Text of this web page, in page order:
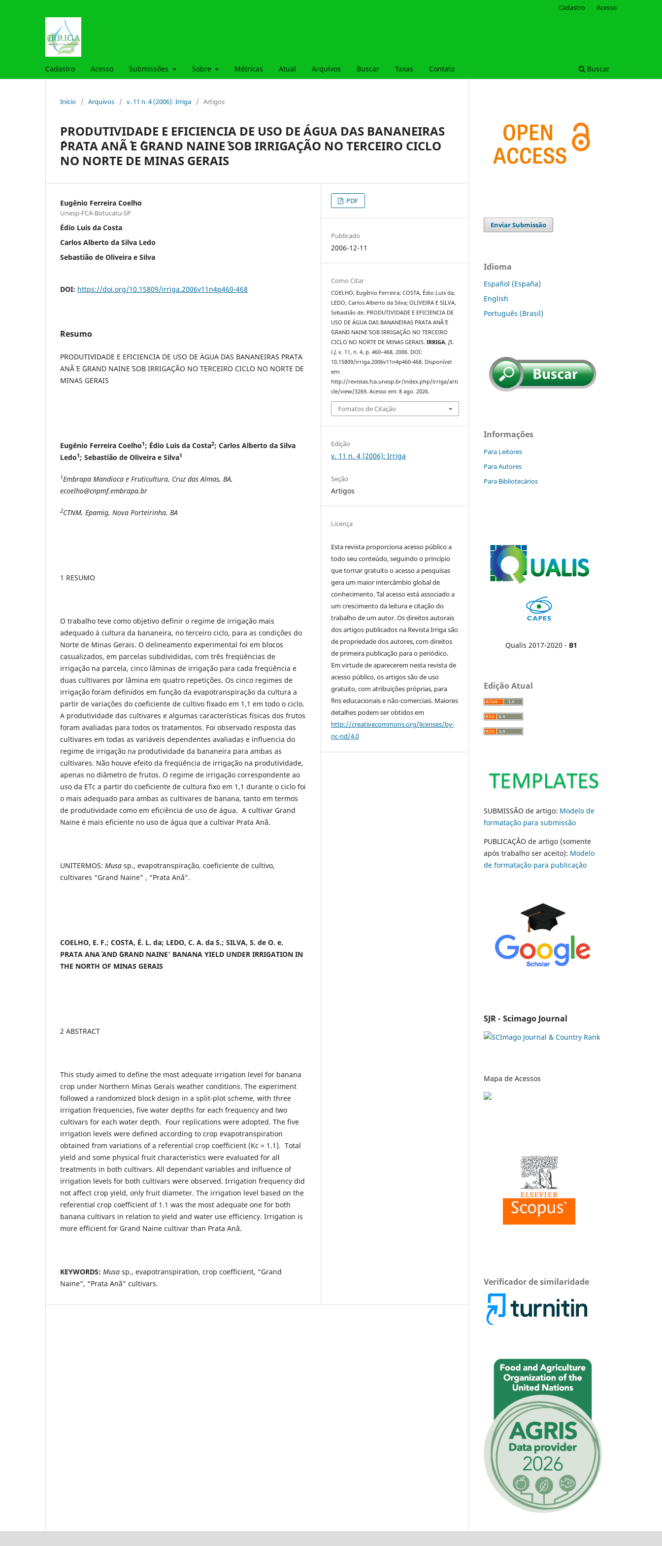
Cadastro Acesso Submissões Sobre Métricas Atual Arquivos Buscar Taxas Contato Buscar
Cadastro Acesso
Início / Arquivos / v. 11 n. 4 (2006): Irriga / Artigos
PRODUTIVIDADE E EFICIENCIA DE USO DE ÁGUA DAS BANANEIRAS
´PRATA ANÃ´ E ´GRAND NAINE´ SOB IRRIGAÇÃO NO TERCEIRO CICLO
NO NORTE DE MINAS GERAIS
Eugênio Ferreira Coelho
Unesp-FCA-Botucatu-SP
Édio Luis da Costa
Carlos Alberto da Silva Ledo
Sebastião de Oliveira e Silva
DOI: https://doi.org/10.15809/irriga.2006v11n4p460-468
Resumo
PRODUTIVIDADE E EFICIENCIA DE USO DE ÁGUA DAS BANANEIRAS ´PRATA
ANÃ´ E ´GRAND NAINE´ SOB IRRIGAÇÃO NO TERCEIRO CICLO NO NORTE DE
MINAS GERAIS
Eugênio Ferreira Coelho1; Édio Luis da Costa2; Carlos Alberto da Silva
Ledo1; Sebastião de Oliveira e Silva1
1Embrapa Mandioca e Fruticultura, Cruz das Almas, BA,
ecoelho@cnpmf.embrapa.br
2CTNM, Epamig, Nova Porteirinha, BA
1 RESUMO
O trabalho teve como objetivo definir o regime de irrigação mais
adequado à cultura da bananeira, no terceiro ciclo, para as condições do
Norte de Minas Gerais. O delineamento experimental foi em blocos
casualizados, em parcelas subdivididas, com três freqüências de
irrigação na parcela, cinco lâminas de irrigação para cada freqüência e
duas cultivares por lâmina em quatro repetições. Os cinco regimes de
irrigação foram definidos em função da evapotranspiração da cultura a
partir de variações do coeficiente de cultivo fixado em 1,1 em todo o ciclo.
A produtividade das cultivares e algumas características físicas dos frutos
foram avaliadas para todos os tratamentos. Foi observado resposta das
cultivares em todas as variáveis dependentes avaliadas e influencia do
regime de irrigação na produtividade da bananeira para ambas as
cultivares. Não houve efeito da freqüência de irrigação na produtividade,
apenas no diâmetro de frutos. O regime de irrigação correspondente ao
uso da ETc a partir do coeficiente de cultura fixo em 1,1 durante o ciclo foi
o mais adequado para ambas as cultivares de banana, tanto em termos
de produtividade como em eficiência de uso de água. A cultivar Grand
Naine é mais eficiente no uso de água que a cultivar Prata Anã.
UNITERMOS: Musa sp., evapotranspiração, coeficiente de cultivo,
cultivares “Grand Naine” , “Prata Anã”.
COELHO, E. F.; COSTA, É. L. da; LEDO, C. A. da S.; SILVA, S. de O. e.
PRATA ANA´ AND ´GRAND NAINE’ BANANA YIELD UNDER IRRIGATION IN
THE NORTH OF MINAS GERAIS
2 ABSTRACT
This study aimed to define the most adequate irrigation level for banana
crop under Northern Minas Gerais weather conditions. The experiment
followed a randomized block design in a split-plot scheme, with three
irrigation frequencies, five water depths for each frequency and two
cultivars for each water depth. Four replications were adopted. The five
irrigation levels were defined according to crop evapotranspiration
obtained from variations of a referential crop coefficient (Kc = 1.1). Total
yield and some physical fruit characteristics were evaluated for all
treatments in both cultivars. All dependant variables and influence of
irrigation levels for both cultivars were observed. Irrigation frequency did
not affect crop yield, only fruit diameter. The irrigation level based on the
referential crop coefficient of 1.1 was the most adequate one for both
banana cultivars in relation to yield and water use efficiency. Irrigation is
more efficient for Grand Naine cultivar than Prata Anã.
KEYWORDS: Musa sp., evapotranspiration, crop coefficient, “Grand
Naine”, “Prata Anã” cultivars.
PDF
Publicado
2006-12-11
Como Citar
COELHO, Eugênio Ferreira; COSTA, Édio Luis da;
LEDO, Carlos Alberto da Silva; OLIVEIRA E SILVA,
Sebastião de. PRODUTIVIDADE E EFICIENCIA DE
USO DE ÁGUA DAS BANANEIRAS ´PRATA ANÃ´ E
´GRAND NAINE´ SOB IRRIGAÇÃO NO TERCEIRO
CICLO NO NORTE DE MINAS GERAIS.IRRIGA,[S.
l.], v. 11, n. 4, p. 460–468, 2006. DOI:
10.15809/irriga.2006v11n4p460-468. Disponível
em:
http://revistas.fca.unesp.br/index.php/irriga/arti
cle/view/3269. Acesso em: 8 ago. 2026.
Fomatos de Citação
Edição
v. 11 n. 4 (2006): Irriga
Seção
Artigos
Licença
Esta revista proporciona acesso público a
todo seu conteúdo, seguindo o princípio
que tornar gratuito o acesso a pesquisas
gera um maior intercâmbio global de
conhecimento. Tal acesso está associado a
um crescimento da leitura e citação do
trabalho de um autor. Os direitos autorais
dos artigos publicados na Revista Irriga são
de propriedade dos autores, com direitos
de primeira publicação para o periódico.
Em virtude de aparecerem nesta revista de
acesso público, os artigos são de uso
gratuito, com atribuições próprias, para
fins educacionais e não-comerciais. Maiores
detalhes podem ser obtidos em
http://creativecommons.org/licenses/by-
nc-nd/4.0
Enviar Submissão
Idioma
Español (España)
English
Português (Brasil)
Informações
Para Leitores
Para Autores
Para Bibliotecários
Qualis 2017-2020 - B1
Edição Atual
SUBMISSÃO de artigo: Modelo de
formatação para submissão
PUBLICAÇÃO de artigo (somente
após trabalho ser aceito): Modelo
de formatação para publicação
SJR - Scimago Journal
Mapa de Acessos
Verificador de similaridade